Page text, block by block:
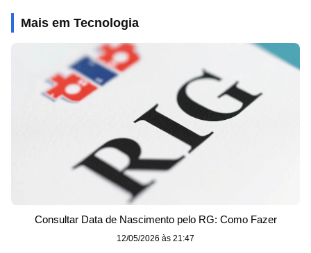
Mais em Tecnologia
Consultar Data de Nascimento pelo RG: Como Fazer
12/05/2026 às 21:47